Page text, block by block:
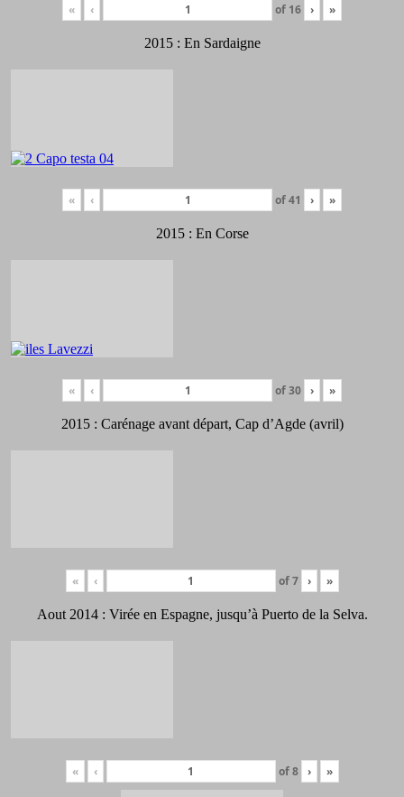
« ‹ of 16 › »
2015 : En Sardaigne
« ‹ of41 › »
2015 : En Corse
« ‹ of30 › »
2015 : Carénage avant départ, Cap d’Agde (avril)
« ‹ of7 › »
Aout 2014 : Virée en Espagne, jusqu’à Puerto de la Selva.
« ‹ of8 › »